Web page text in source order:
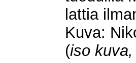
lattia
Kuva:
(iso